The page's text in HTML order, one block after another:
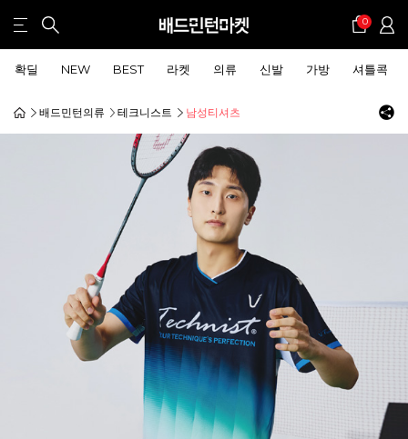
0
확딜 NEW BEST 라켓 의류 신발 가방 셔틀콕
배드민턴의류 테크니스트 남성티셔츠